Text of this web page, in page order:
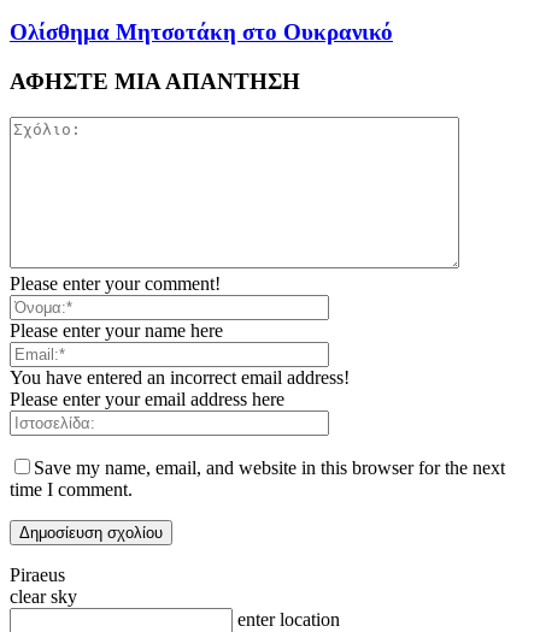
Ολίσθημα Μητσοτάκη στο Ουκρανικό
ΑΦΗΣΤΕ ΜΙΑ ΑΠΑΝΤΗΣΗ
Please enter your comment!
Please enter your name here
You have entered an incorrect email address!
Please enter your email address here
Save my name, email, and website in this browser for the next
time I comment.
Piraeus
clear sky
enter location